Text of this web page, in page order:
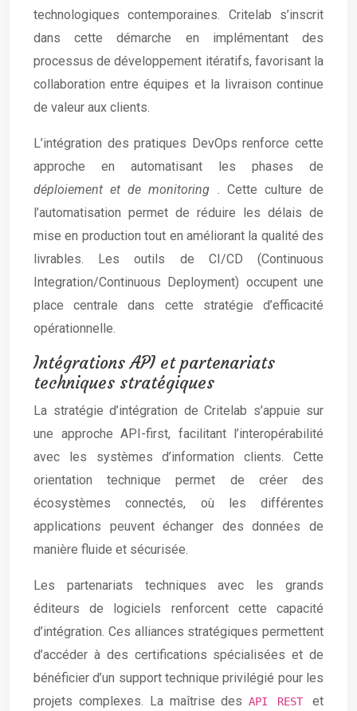
technologiques contemporaines. Critelab s’inscrit
dans cette démarche en implémentant des
processus de développement itératifs, favorisant la
collaboration entre équipes et la livraison continue
de valeur aux clients.
L’intégration des pratiques DevOps renforce cette
approche en automatisant les phases de
déploiement et de monitoring . Cette culture de
l’automatisation permet de réduire les délais de
mise en production tout en améliorant la qualité des
livrables. Les outils de CI/CD (Continuous
Integration/Continuous Deployment) occupent une
place centrale dans cette stratégie d’efficacité
opérationnelle.
Intégrations API et partenariats
techniques stratégiques
La stratégie d’intégration de Critelab s’appuie sur
une approche API-first, facilitant l’interopérabilité
avec les systèmes d’information clients. Cette
orientation technique permet de créer des
écosystèmes connectés, où les différentes
applications peuvent échanger des données de
manière fluide et sécurisée.
Les partenariats techniques avec les grands
éditeurs de logiciels renforcent cette capacité
d’intégration. Ces alliances stratégiques permettent
d’accéder à des certifications spécialisées et de
bénéficier d’un support technique privilégié pour les
projets complexes. La maîtrise desAPI RESTet